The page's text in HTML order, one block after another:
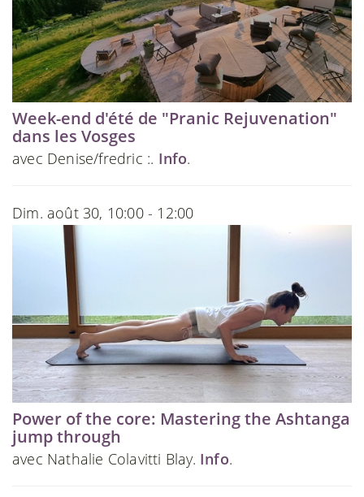
Week-end d'été de "Pranic Rejuvenation"
dans les Vosges
avec Denise/fredric :. Info.
Dim. août 30, 10:00 - 12:00
Power of the core: Mastering the Ashtanga
jump through
avec Nathalie Colavitti Blay. Info.